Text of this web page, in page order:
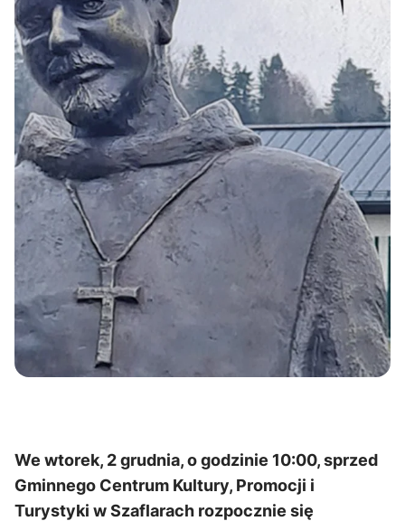
We wtorek, 2 grudnia, o godzinie 10:00, sprzed
Gminnego Centrum Kultury, Promocji i
Turystyki w Szaflarach rozpocznie się